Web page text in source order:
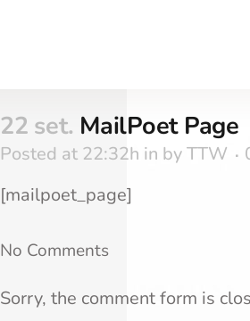
22 set. MailPoet Page
Posted at 22:32h in byTTW
[mailpoet_page]
No Comments
Sorry, the comment form is